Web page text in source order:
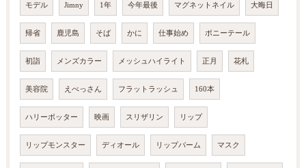
モデル Jimny 1年 今年最後 マグネットネイル 大晦日
帰省 鹿児島 そば かに 仕事始め ポニーテール
初詣 メンズカラー メッシュハイライト 正月 花札
美容院 えべっさん フラットラッシュ 160本
ハリーポッター 映画 スリザリン リップ
リップモンスター ディオール リップバーム マスク